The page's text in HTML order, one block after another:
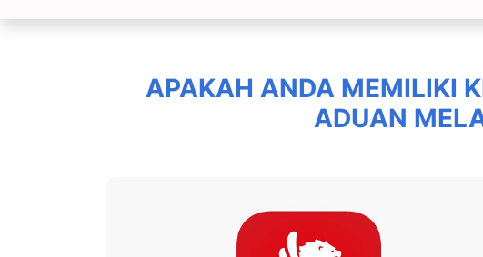
APAKAH ANDA MEMILIKI
ADUAN